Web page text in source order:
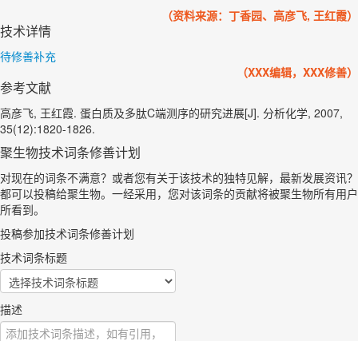
（资料来源：丁香园、高彦飞, 王红霞）
技术详情
待修善补充
（XXX编辑，XXX修善）
参考文献
高彦飞, 王红霞. 蛋白质及多肽C端测序的研究进展[J]. 分析化学, 2007,
35(12):1820-1826.
聚生物技术词条修善计划
对现在的词条不满意？或者您有关于该技术的独特见解，最新发展资讯？
都可以投稿给聚生物。一经采用，您对该词条的贡献将被聚生物所有用户
所看到。
投稿参加技术词条修善计划
技术词条标题
描述